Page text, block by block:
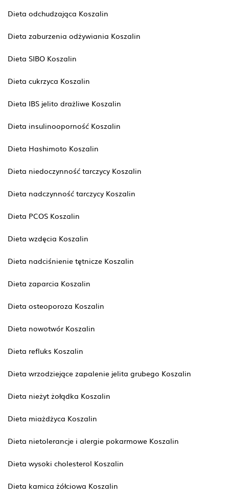
Dieta odchudzająca Koszalin
Dieta zaburzenia odżywiania Koszalin
Dieta SIBO Koszalin
Dieta cukrzyca Koszalin
Dieta IBS jelito drażliwe Koszalin
Dieta insulinooporność Koszalin
Dieta Hashimoto Koszalin
Dieta niedoczynność tarczycy Koszalin
Dieta nadczynność tarczycy Koszalin
Dieta PCOS Koszalin
Dieta wzdęcia Koszalin
Dieta nadciśnienie tętnicze Koszalin
Dieta zaparcia Koszalin
Dieta osteoporoza Koszalin
Dieta nowotwór Koszalin
Dieta refluks Koszalin
Dieta wrzodziejące zapalenie jelita grubego Koszalin
Dieta nieżyt żołądka Koszalin
Dieta miażdżyca Koszalin
Dieta nietolerancje i alergie pokarmowe Koszalin
Dieta wysoki cholesterol Koszalin
Dieta kamica żółciowa Koszalin